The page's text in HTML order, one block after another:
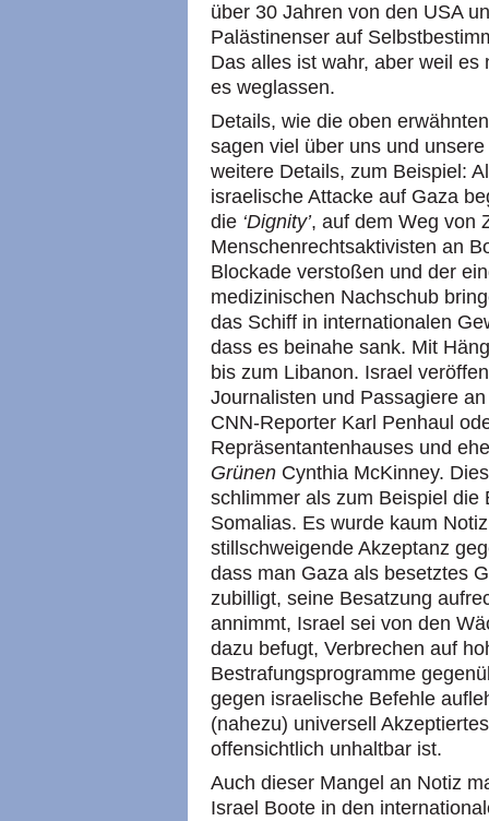
über 30 Jahren von den USA
Palästinenser auf
Das alles ist wahr, aber weil
es weglassen.
Details, wie die oben
sagen viel über uns und
weitere Details, zum Beispiel:
israelische Attacke auf Gaza
die ‘Dignity’, auf dem Weg von
Menschenrechtsaktivisten an
Blockade verstoßen und der
medizinischen Nachschub
das Schiff in internationalen
dass es beinahe sank. Mit
bis zum Libanon. Israel
Journalisten und Passagiere
CNN-Reporter Karl Penhaul
Repräsentantenhauses und
Grünen Cynthia McKinney.
schlimmer als zum Beispiel
Somalias. Es wurde kaum
stillschweigende Akzeptanz
dass man Gaza als besetztes
zubilligt, seine Besatzung
annimmt, Israel sei von den
dazu befugt, Verbrechen auf
Bestrafungsprogramme
gegen israelische Befehle
(nahezu) universell
offensichtlich unhaltbar ist.
Auch dieser Mangel an Notiz
Israel Boote in den